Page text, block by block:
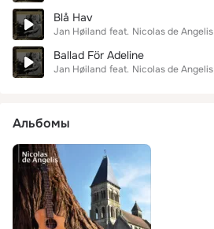
Blå Hav
Jan Høiland feat. Nicolas de Angelis
Ballad För Adeline
Jan Høiland feat. Nicolas de Angelis
Альбомы